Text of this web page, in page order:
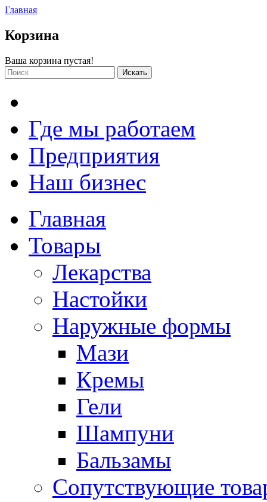
Главная
Корзина
Ваша корзина пустая!
Где мы работаем
Предприятия
Наш бизнес
Главная
Товары
Лекарства
Настойки
Наружные формы
Мази
Кремы
Гели
Шампуни
Бальзамы
Сопутствующие